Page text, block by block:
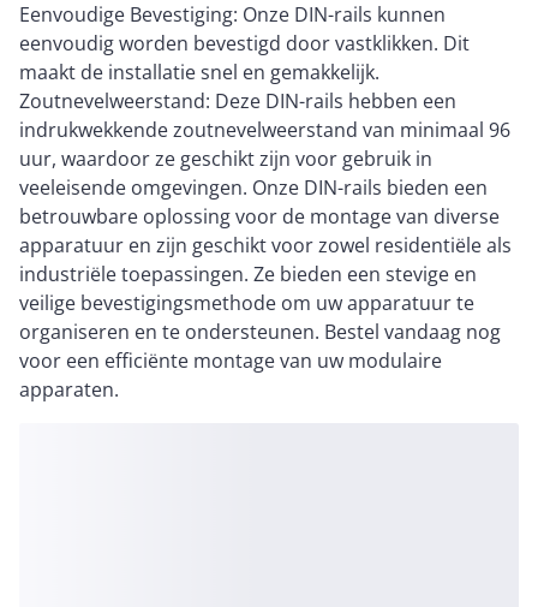
Eenvoudige Bevestiging: Onze DIN-rails kunnen
eenvoudig worden bevestigd door vastklikken. Dit
maakt de installatie snel en gemakkelijk.
Zoutnevelweerstand: Deze DIN-rails hebben een
indrukwekkende zoutnevelweerstand van minimaal 96
uur, waardoor ze geschikt zijn voor gebruik in
veeleisende omgevingen. Onze DIN-rails bieden een
betrouwbare oplossing voor de montage van diverse
apparatuur en zijn geschikt voor zowel residentiële als
industriële toepassingen. Ze bieden een stevige en
veilige bevestigingsmethode om uw apparatuur te
organiseren en te ondersteunen. Bestel vandaag nog
voor een efficiënte montage van uw modulaire
apparaten.